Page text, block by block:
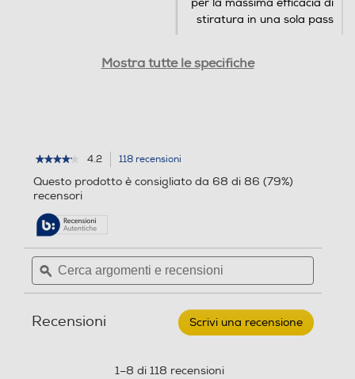
per la massima efficacia di
stiratura in una sola pass
15
Potenza max-W
Custodia Custodia
Cavo pivottante
Mostra tutte le specifiche
★★★★★
★★★★★
su
5
Leggi
recensioni
per
REMINGTON
-
champagne
4.2 118 recensioni
porterà
Questo prodotto è consigliato da 68 di 86 (79%)
recensori
Cerca
argomenti
e
ϙ
Recensioni Scrivi una recensione
Questa
1–8 di 118 recensioni